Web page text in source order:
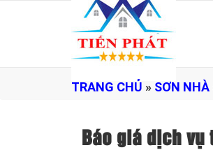
TRANG CHỦ » SƠN NHÀ
Báo giá dịch vụ